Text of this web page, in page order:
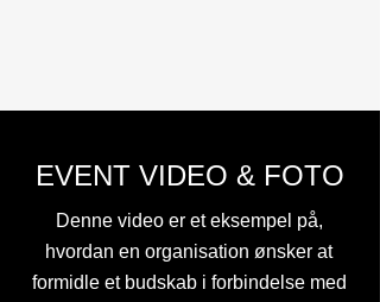
EVENT VIDEO & FOTO
Denne video er et eksempel på,
hvordan en organisation ønsker at
formidle et budskab i forbindelse med